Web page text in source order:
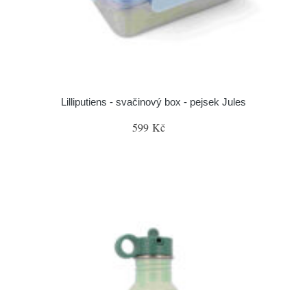
Lilliputiens - svačinový box - pejsek Jules
599 Kč